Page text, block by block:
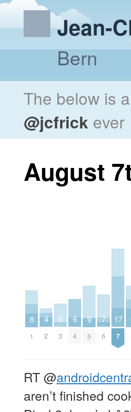
Jean-
Bern
The below is
@jcfrick ever
August
8
1
4
2
5
3
6
4
9
5
7
6
17
7
RT@
aren’t finished